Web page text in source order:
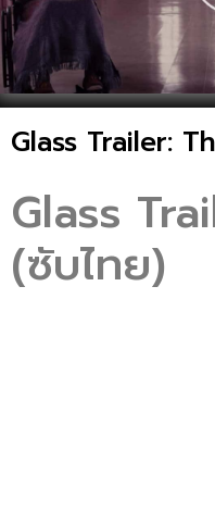
Glass Trailer:
Glass
(ซับไทย)